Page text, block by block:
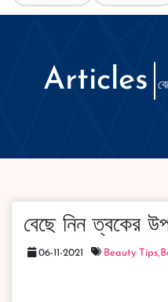
Articles
বেছে নিন ত্বকের
06-11-2021 Beauty Tips,